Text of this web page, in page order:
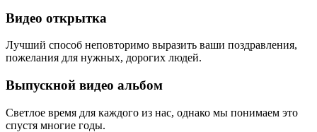
Видео открытка
Лучший способ неповторимо выразить ваши поздравления,
пожелания для нужных, дорогих людей.
Выпускной видео альбом
Светлое время для каждого из нас, однако мы понимаем это
спустя многие годы.